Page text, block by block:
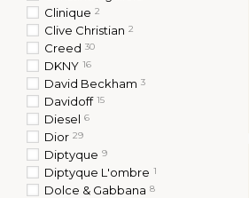
Clinique 2
Clive Christian 2
Creed 30
DKNY 16
David Beckham 3
Davidoff 15
Diesel 6
Dior 29
Diptyque 9
Diptyque L'ombre 1
Dolce & Gabbana 8